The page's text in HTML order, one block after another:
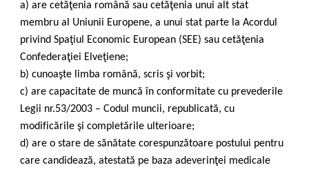
a) are cetăţenia română sau cetăţenia unui alt stat
membru al Uniunii Europene, a unui stat parte la Acordul
privind Spaţiul Economic European (SEE) sau cetăţenia
Confederaţiei Elveţiene;
b) cunoaşte limba română, scris şi vorbit;
c) are capacitate de muncă în conformitate cu prevederile
Legii nr.53/2003 – Codul muncii, republicată, cu
modificările şi completările ulterioare;
d) are o stare de sănătate corespunzătoare postului pentru
care candidează, atestată pe baza adeverinţei medicale